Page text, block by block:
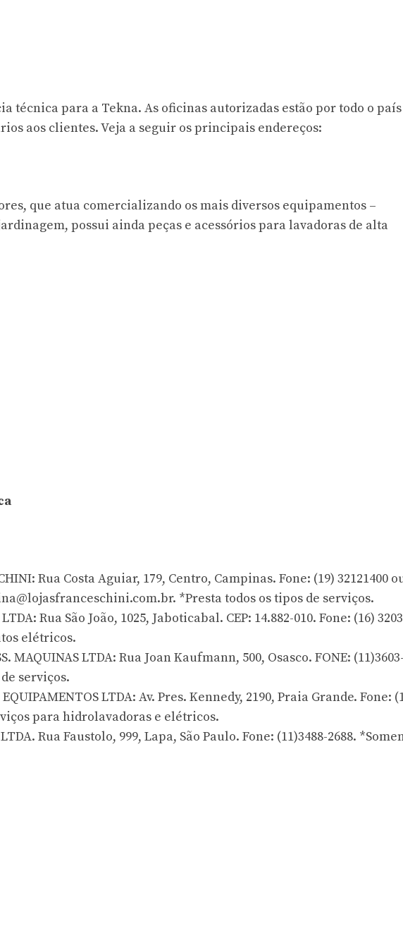
técnica para a Tekna. As oficinas autorizadas estão por todo o
aos clientes. Veja a seguir os principais endereços:
que atua comercializando os mais diversos equipamentos –
possui ainda peças e acessórios para lavadoras de alta
Rua Costa Aguiar, 179, Centro, Campinas. Fone: (19) 32121400
. *Presta todos os tipos de serviços.
LTDA: Rua São João, 1025, Jaboticabal. CEP: 14.882-010. Fone: (16)
elétricos.
MAQUINAS LTDA: Rua Joan Kaufmann, 500, Osasco. FONE:
serviços.
LTDA: Av. Pres. Kennedy, 2190, Praia Grande. Fone:
para hidrolavadoras e elétricos.
Rua Faustolo, 999, Lapa, São Paulo. Fone: (11)3488-2688.